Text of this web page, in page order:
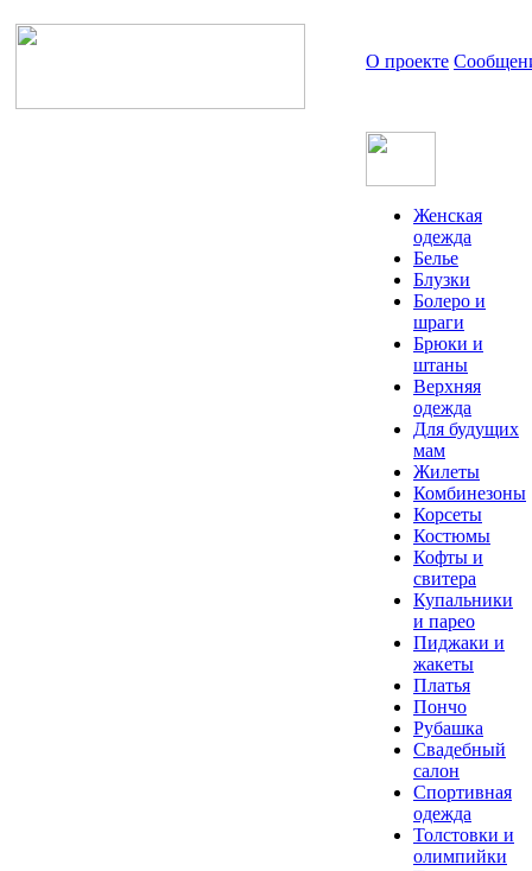
О проекте
Женская
одежда
Белье
Блузки
Болеро и
шраги
Брюки и
штаны
Верхняя
одежда
Для будущих
мам
Жилеты
Комбинезоны
Корсеты
Костюмы
Кофты и
свитера
Купальники
и парео
Пиджаки и
жакеты
Платья
Пончо
Рубашка
Свадебный
салон
Спортивная
одежда
Толстовки и
олимпийки